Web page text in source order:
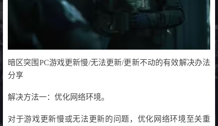
暗区突围PC游戏更新慢/无法更新/更新不动的有效解决办法
分享
解决方法一：优化网络环境。
对于游戏更新慢或无法更新的问题，优化网络环境至关重